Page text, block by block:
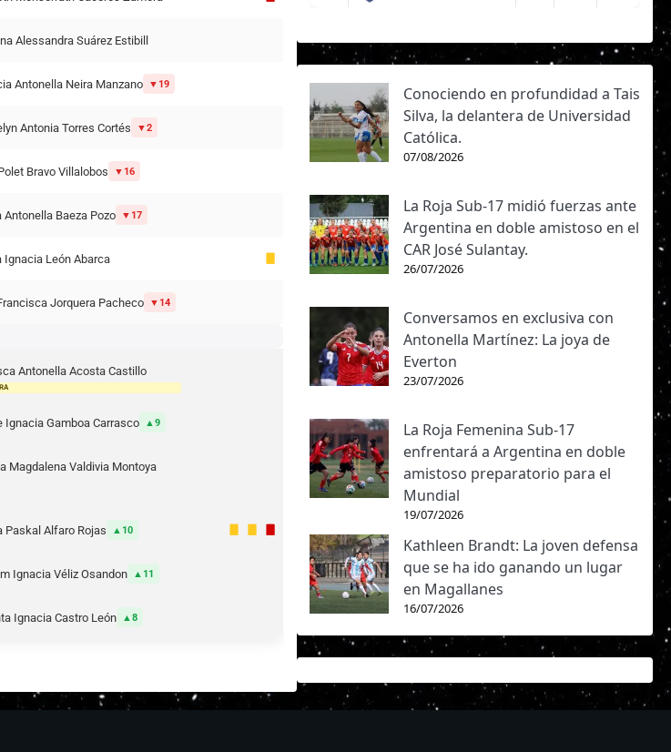
Alessandra Suárez Estibill
Antonella Neira Manzano 19
Antonia Torres Cortés 2
Bravo Villalobos 16
Antonella Baeza Pozo 17
Ignacia León Abarca
Jorquera Pacheco 14
Antonella Acosta Castillo
Ignacia Gamboa Carrasco 9
Magdalena Valdivia Montoya
Paskal Alfaro Rojas 10
Ignacia Véliz Osandon 11
Ignacia Castro León 8
Conociendo en profundidad a Tais
Silva, la delantera de Universidad
Católica.
07/08/2026
La Roja Sub-17 midió fuerzas ante
Argentina en doble amistoso en el
CAR José Sulantay.
26/07/2026
Conversamos en exclusiva con
Antonella Martínez: La joya de
Everton
23/07/2026
La Roja Femenina Sub-17
enfrentará a Argentina en doble
amistoso preparatorio para el
Mundial
19/07/2026
Kathleen Brandt: La joven defensa
que se ha ido ganando un lugar
en Magallanes
16/07/2026